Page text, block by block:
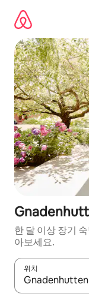
한 달 이상 장기
아보세요.
위치
결과가 나오면 위